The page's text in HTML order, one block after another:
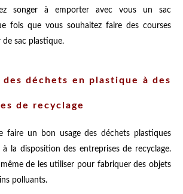
songer à emporter avec vous un sac
fois que vous souhaitez faire des courses
de sac plastique.
des déchets en plastique à des
de recyclage
faire un bon usage des déchets plastiques
la disposition des entreprises de recyclage.
de les utiliser pour fabriquer des objets
polluants.